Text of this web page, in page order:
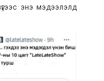
энэ мэдээлэлд